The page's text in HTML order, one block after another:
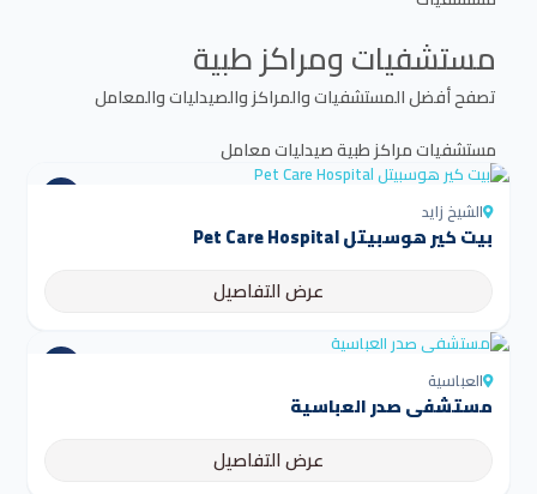
مستشفيات ومراكز طبية
تصفح أفضل المستشفيات والمراكز والصيدليات والمعامل
مستشفياتمراكز طبيةصيدلياتمعامل
الشيخ زايد
بيت كير هوسبيتل Pet Care Hospital
عرض التفاصيل
العباسية
مستشفى صدر العباسية
عرض التفاصيل